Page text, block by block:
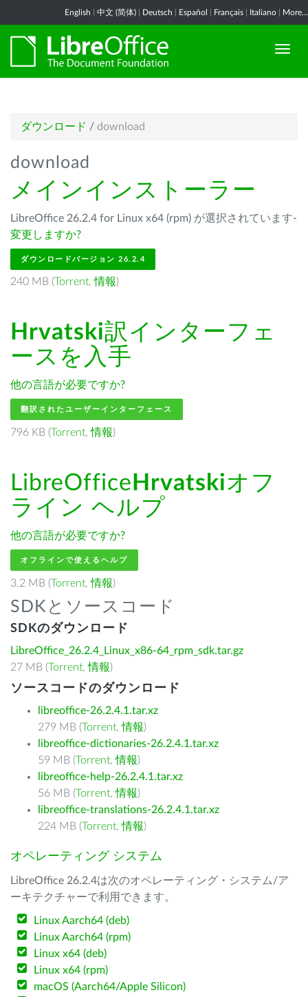
English 中文 (简体) Deutsch Español Français Italiano More...
ダウンロード / download
download
メインインストーラー
LibreOffice 26.2.4 for Linux x64 (rpm) が選択されています-
変更しますか?
ダウンロードバージョン 26.2.4
240 MB (Torrent,情報)
Hrvatski訳インターフェ
ースを入手
他の言語が必要ですか?
翻訳されたユーザーインターフェース
796 KB (Torrent,情報)
LibreOffice Hrvatskiオフ
ライン ヘルプ
他の言語が必要ですか?
オフラインで使えるヘルプ
3.2 MB (Torrent,情報)
SDKとソースコード
SDKのダウンロード
LibreOffice_26.2.4_Linux_x86-64_rpm_sdk.tar.gz
27 MB (Torrent,情報)
ソースコードのダウンロード
libreoffice-26.2.4.1.tar.xz
279 MB (Torrent,情報)
libreoffice-dictionaries-26.2.4.1.tar.xz
59 MB (Torrent,情報)
libreoffice-help-26.2.4.1.tar.xz
56 MB (Torrent,情報)
libreoffice-translations-26.2.4.1.tar.xz
224 MB (Torrent,情報)
オペレーティング システム
LibreOffice 26.2.4は次のオペレーティング・システム/ア
ーキテクチャーで利用できます。
Linux Aarch64 (deb)
Linux Aarch64 (rpm)
Linux x64 (deb)
Linux x64 (rpm)
macOS (Aarch64/Apple Silicon)